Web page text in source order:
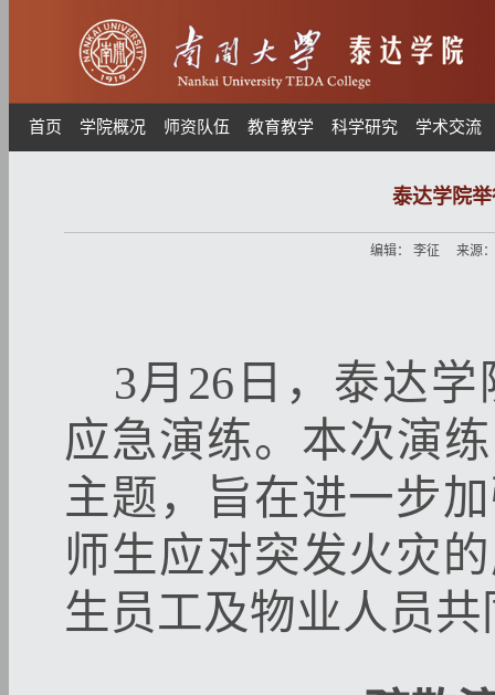
首页 学院概况 师资队伍 教育教学 科学研究 学术交流
泰达学院
编辑： 李征 来源
3月 26 日，泰达
应急演练。本次演
主题，旨在进一步
师生应对突发火灾
生员工及物业人员